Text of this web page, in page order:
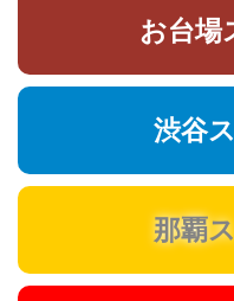
お台場
渋谷
那覇